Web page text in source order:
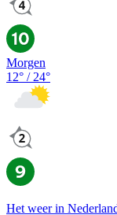
Morgen
12° / 24°
Het weer in